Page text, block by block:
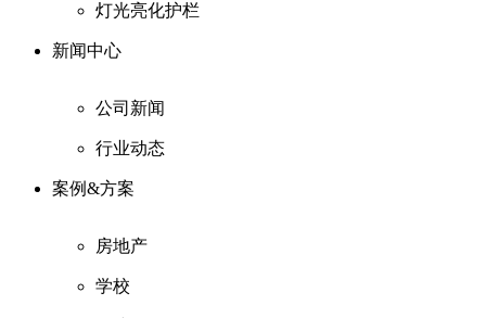
灯光亮化护栏
新闻中心
公司新闻
行业动态
案例&方案
房地产
学校